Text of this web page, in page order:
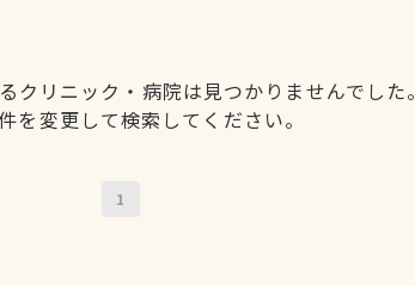
クリニック・病院は見つかりませんでした。
を変更して検索してください。
1